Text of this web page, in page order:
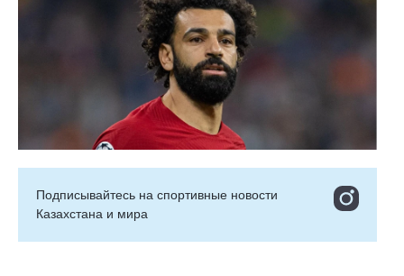
Подписывайтесь на cпортивные новости
Казахстана и мира